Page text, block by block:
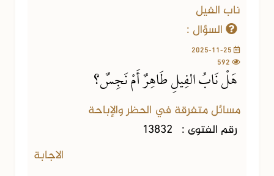
ناب الفيل
السؤال :
هَلْ نَابُ الفِيلِ طَاهِرٌ أَمْ نَجِسٌ؟
مسائل متفرقة في الحظر والإباحة
رقم الفتوى : 13832
الاجابة